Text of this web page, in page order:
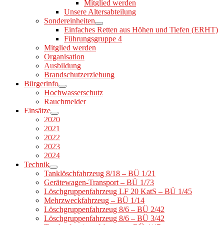
Mitglied werden
Unsere Altersabteilung
Sondereinheiten
Einfaches Retten aus Höhen und Tiefen (ERHT)
Führungsgruppe 4
Mitglied werden
Organisation
Ausbildung
Brandschutzerziehung
Bürgerinfo
Hochwasserschutz
Rauchmelder
Einsätze
2020
2021
2022
2023
2024
Technik
Tanklöschfahrzeug 8/18 – BÜ 1/21
Gerätewagen-Transport – BÜ 1/73
Löschgruppenfahrzeug LF 20 KatS – BÜ 1/45
Mehrzweckfahrzeug – BÜ 1/14
Löschgruppenfahrzeug 8/6 – BÜ 2/42
Löschgruppenfahrzeug 8/6 – BÜ 3/42